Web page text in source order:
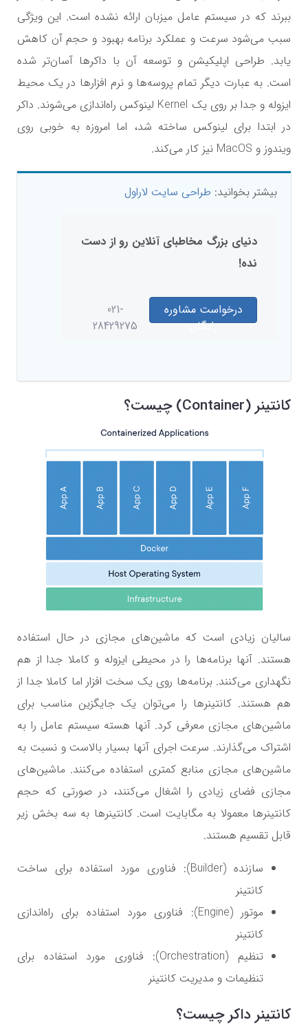
ببرند که در سیستم عامل میزبان ارائه نشده است. این ویژگی
سبب می‌شود سرعت و عملکرد برنامه بهبود و حجم آن کاهش
یابد. طراحی اپلیکیشن و توسعه آن با داکرها آسان‌تر شده
است. به عبارت دیگر تمام پروسه‌ها و نرم افزارها در یک محیط
ایزوله و جدا بر روی یک Kernel لینوکس راه‌اندازی می‌شوند. داکر
در ابتدا برای لینوکس ساخته شد، اما امروزه به خوبی روی
ویندوز و MacOS نیز کار می‌کند.
بیشتر بخوانید: طراحی سایت لاراول
دنیای بزرگ مخاطبای آنلاین رو از دست
نده!
درخواست مشاوره
رایگان
021-
28429275
کانتینر (Container) چیست؟
سالیان زیادی است که ماشین‌های مجازی در حال استفاده
هستند. آنها برنامه‌ها را در محیطی ایزوله و کاملا جدا از هم
نگهداری می‌کنند. برنامه‌ها روی یک سخت افزار اما کاملا جدا از
هم هستند. کانتینرها را می‌توان یک جایگزین مناسب برای
ماشین‌های مجازی معرفی کرد. آنها هسته سیستم عامل را به
اشتراک می‌گذارند. سرعت اجرای آنها بسیار بالاست و نسبت به
ماشین‌های مجازی منابع کمتری استفاده می‌کنند. ماشین‌های
مجازی فضای زیادی را اشغال می‌کنند، در صورتی که حجم
کانتینرها معمولا به مگابایت است. کانتینرها به سه بخش زیر
قابل تقسیم هستند.
سازنده (Builder): فناوری مورد استفاده برای ساخت
کانتینر
موتور (Engine): فناوری مورد استفاده برای راه‌اندازی
کانتینر
تنظیم (Orchestration): فناوری مورد استفاده برای
تنظیمات و مدیریت کانتینر
کانتینر داکر چیست؟